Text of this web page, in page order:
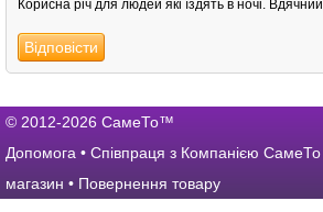
Корисна річ для людей які їздять в ночі. Вдячний
Відповісти
© 2012-2026 СамеТо™
Допомога • Співпраця з Компанією СамеТо
магазин • Повернення товару